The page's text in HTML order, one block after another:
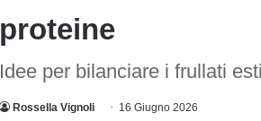
proteine
Idee per bilanciare i frullati
Rossella Vignoli 16 Giugno 2026